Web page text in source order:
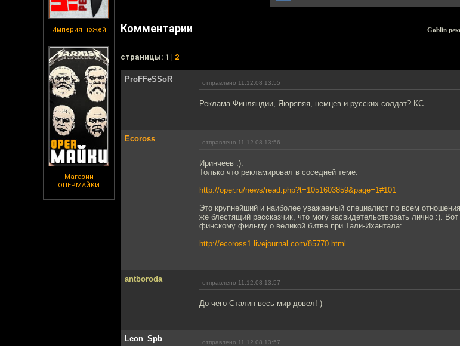
Империя ножей
Магазин
ОПЕРМАЙКИ
Комментарии Goblin
cтраницы: 1 | 2
ProFFeSSoR отправлено 11.12.08 13:55
Реклама Финляндии, Яюряпяя, немцев и русских солдат? КС
Ecoross отправлено 11.12.08 13:56
Иринчеев :).
Только что рекламировал в соседней теме:
http://oper.ru/news/read.php?t=1051603859&page=1#101
Это крупнейший и наиболее уважаемый специалист по всем
же блестящий рассказчик, что могу засвидетельствовать лично :).
финскому фильму о великой битве при Тали-Ихантала:
http://ecoross1.livejournal.com/85770.html
antboroda отправлено 11.12.08 13:57
До чего Сталин весь мир довел! )
Leon_Spb отправлено 11.12.08 13:57